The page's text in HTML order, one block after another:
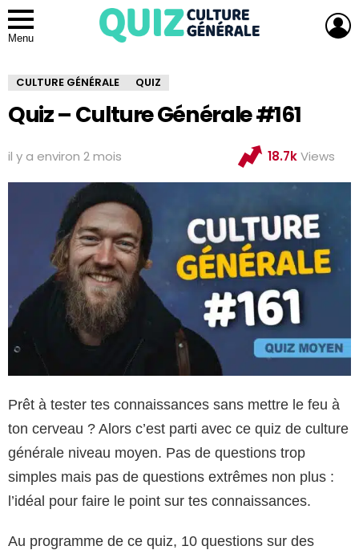
Menu
CULTURE GÉNÉRALE QUIZ
Quiz – Culture Générale #161
il y a environ 2 mois 18.7kViews
Prêt à tester tes connaissances sans mettre le feu à
ton cerveau ? Alors c’est parti avec ce quiz de culture
générale niveau moyen. Pas de questions trop
simples mais pas de questions extrêmes non plus :
l’idéal pour faire le point sur tes connaissances.
Au programme de ce quiz, 10 questions sur des